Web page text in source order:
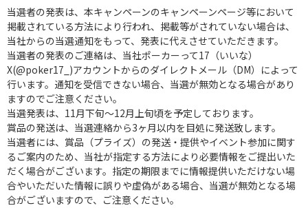
当選者の発表は、本キャンペーンのキャンペーンページ等において
掲載されている方法により行われ、掲載等がされていない場合は、
当社からの当選通知をもって、発表に代えさせていただきます。
当選者の発表のご連絡は、当社ポーカーって17（いいな）
X(@poker17_)アカウントからのダイレクトメール（DM）によって
行います。通知を受信できない場合、当選が無効となる場合があり
ますのでご注意ください。
当選発表は、11月下旬〜12月上旬頃を予定しております。
賞品の発送は、当選連絡から3ヶ月以内を目処に発送致します。
当選者には、賞品（プライズ）の発送・提供やイベント参加に関す
るご案内のため、当社が指定する方法により必要情報をご提出いた
だく場合がございます。指定の期限までに情報提供いただけない場
合やいただいた情報に誤りや虚偽がある場合、当選が無効となる場
合がございますので、ご注意ください。